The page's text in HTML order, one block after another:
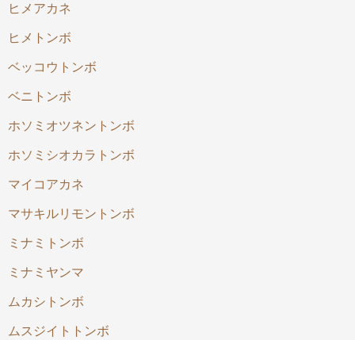
ヒメアカネ
ヒメトンボ
ベッコウトンボ
ベニトンボ
ホソミオツネントンボ
ホソミシオカラトンボ
マイコアカネ
マサキルリモントンボ
ミナミトンボ
ミナミヤンマ
ムカシトンボ
ムスジイトトンボ